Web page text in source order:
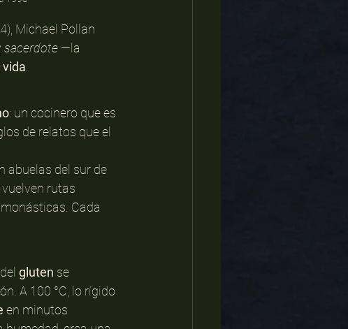
Michael Pollan
sacerdote —la
vida
: un cocinero que es
de relatos que el
abuelas del sur de
rutas
Cada
gluten se
A 100 °C, lo rígido
en minutos